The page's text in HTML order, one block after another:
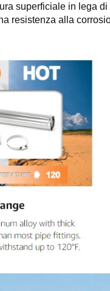
superficiale in lega
resistenza alla